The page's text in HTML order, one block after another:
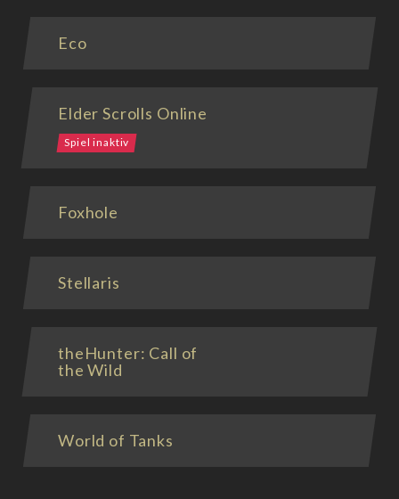
Eco
Elder Scrolls Online
Spiel inaktiv
Foxhole
Stellaris
theHunter: Call of
the Wild
World of Tanks